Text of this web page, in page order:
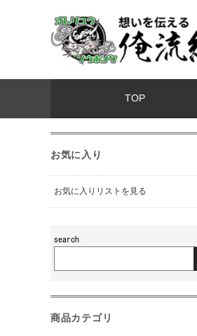
TOP
お気に入り
お気に入りリストを見る
商品カテゴリ